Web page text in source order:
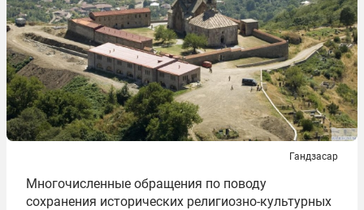
Гандзасар
Многочисленные обращения по поводу
сохранения исторических религиозно-культурных